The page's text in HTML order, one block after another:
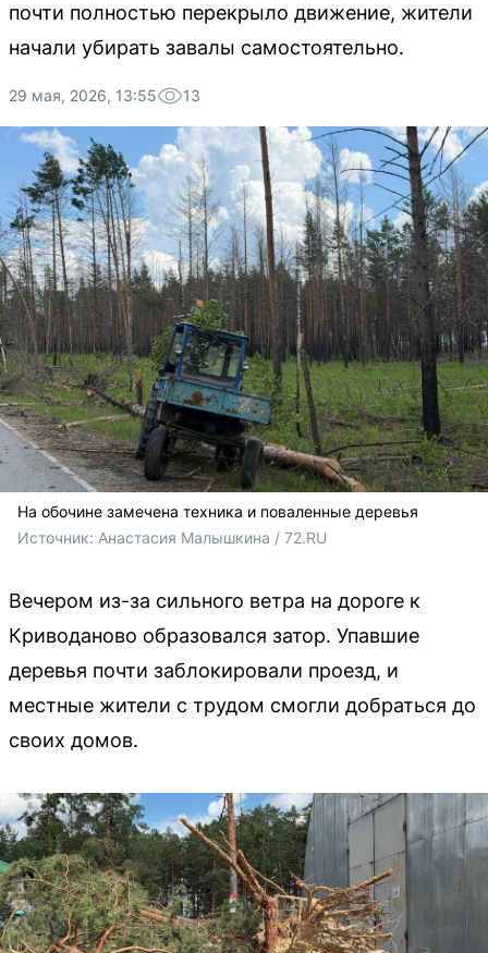
почти полностью перекрыло движение, жители
начали убирать завалы самостоятельно.
29 мая, 2026, 13:55 13
На обочине замечена техника и поваленные деревья
Источник: Анастасия Малышкина / 72.RU
Вечером из-за сильного ветра на дороге к
Криводаново образовался затор. Упавшие
деревья почти заблокировали проезд, и
местные жители с трудом смогли добраться до
своих домов.